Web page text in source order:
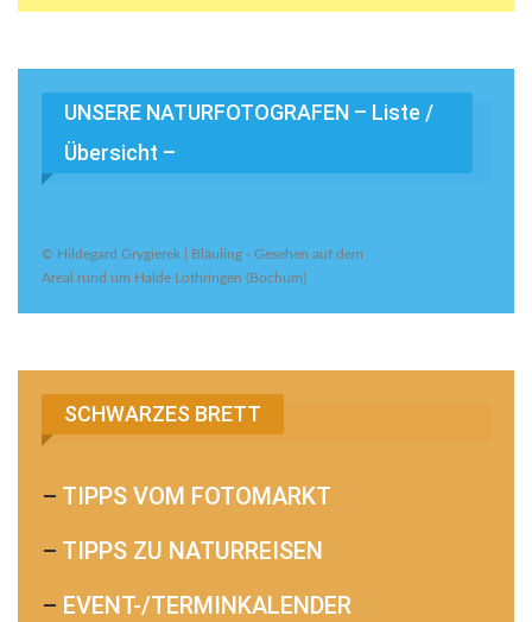
UNSERE NATURFOTOGRAFEN – Liste /
Übersicht –
© Hildegard Grygierek | Bläuling - Gesehen auf dem
Areal rund um Halde Lothringen (Bochum)
SCHWARZES BRETT
– TIPPS VOM FOTOMARKT
– TIPPS ZU NATURREISEN
– EVENT-/TERMINKALENDER